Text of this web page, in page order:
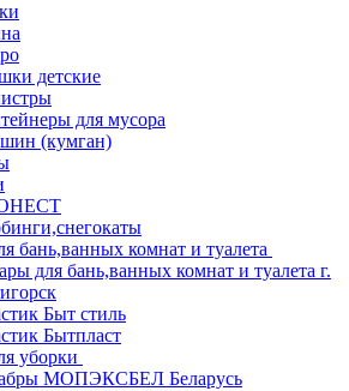
детские
для мусора
(кумган)
ОНЕСТ
бань,ванных комнат и туалета
для бань,ванных комнат и туалета г.
Быт стиль
Бытпласт
уборки
МОПЭКСБЕЛ Беларусь